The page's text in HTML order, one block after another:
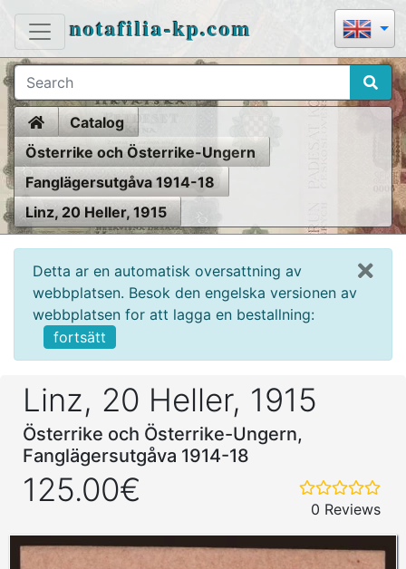
notafilia-kp.com
HomeCatalog
Österrike och Österrike-Ungern
Fanglägersutgåva 1914-18
Linz, 20 Heller, 1915
Detta ar en automatisk oversattning av
webbplatsen. Besok den engelska versionen av
webbplatsen for att lagga en bestallning:
fortsätt
Linz, 20 Heller, 1915
Österrike och Österrike-Ungern,
Fanglägersutgåva 1914-18
125.00€
0 Reviews